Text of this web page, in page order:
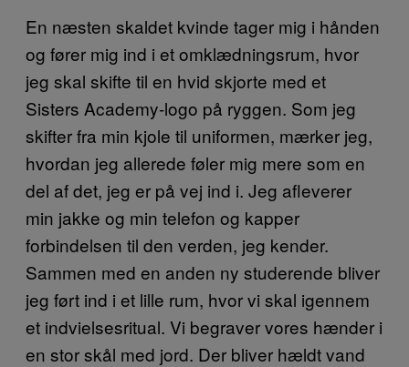
En næsten skaldet kvinde tager mig i hånden
og fører mig ind i et omklædningsrum, hvor
jeg skal skifte til en hvid skjorte med et
Sisters Academy-logo på ryggen. Som jeg
skifter fra min kjole til uniformen, mærker jeg,
hvordan jeg allerede føler mig mere som en
del af det, jeg er på vej ind i. Jeg afleverer
min jakke og min telefon og kapper
forbindelsen til den verden, jeg kender.
Sammen med en anden ny studerende bliver
jeg ført ind i et lille rum, hvor vi skal igennem
et indvielsesritual. Vi begraver vores hænder i
en stor skål med jord. Der bliver hældt vand